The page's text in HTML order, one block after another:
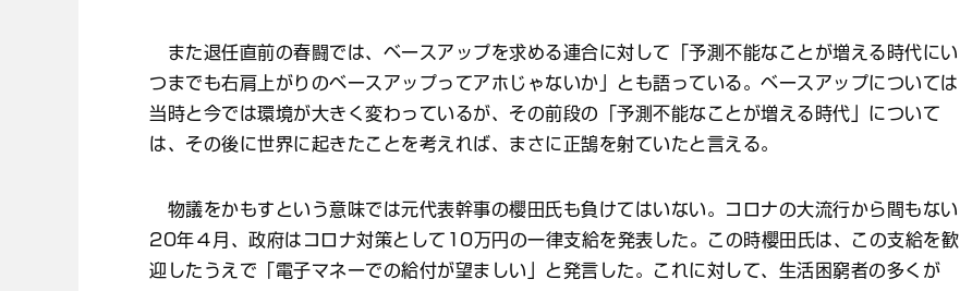
また退任直前の春闘では、ベースアップを求める連合に対して「予測不能なことが増える時代にい
つまでも右肩上がりのベースアップってアホじゃないか」とも語っている。ベースアップについては
当時と今では環境が大きく変わっているが、その前段の「予測不能なことが増える時代」について
は、その後に世界に起きたことを考えれば、まさに正鵠を射ていたと言える。
物議をかもすという意味では元代表幹事の櫻田氏も負けてはいない。コロナの大流行から間もない
20年４月、政府はコロナ対策として10万円の一律支給を発表した。この時櫻田氏は、この支給を歓
迎したうえで「電子マネーでの給付が望ましい」と発言した。これに対して、生活困窮者の多くが